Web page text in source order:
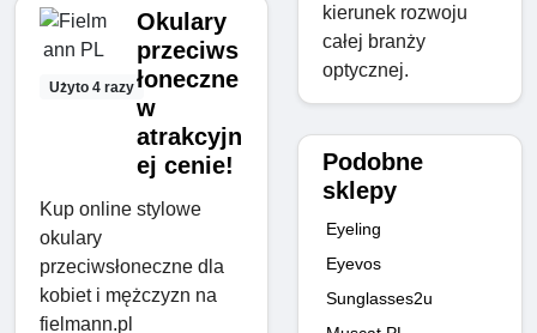
Użyto 4 razy
Okulary
przeciws
łoneczne
w
atrakcyjn
ej cenie!
Kup online stylowe
okulary
przeciwsłoneczne dla
kobiet i mężczyzn na
fielmann.pl
kierunek rozwoju
całej branży
optycznej.
Podobne
sklepy
Eyeling
Eyevos
Sunglasses2u